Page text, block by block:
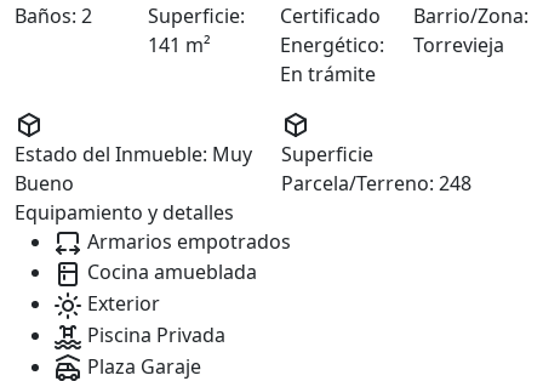
Baños: 2
Superficie:
141 m²
Certificado
Energético:
En trámite
Barrio/Zona:
Torrevieja
Estado del Inmueble: Muy
Bueno
Superficie
Parcela/Terreno: 248
Equipamiento y detalles
Armarios empotrados
Cocina amueblada
Exterior
Piscina Privada
Plaza Garaje